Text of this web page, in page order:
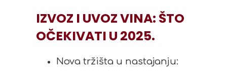
IZVOZ I UVOZ VINA: ŠTO
OČEKIVATI U 2025.
Nova tržišta u nastajanju: